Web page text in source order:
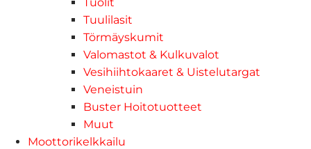
Tuulilasit
Törmäyskumit
Valomastot & Kulkuvalot
Vesihiihtokaaret & Uistelutargat
Veneistuin
Buster Hoitotuotteet
Muut
Moottorikelkkailu